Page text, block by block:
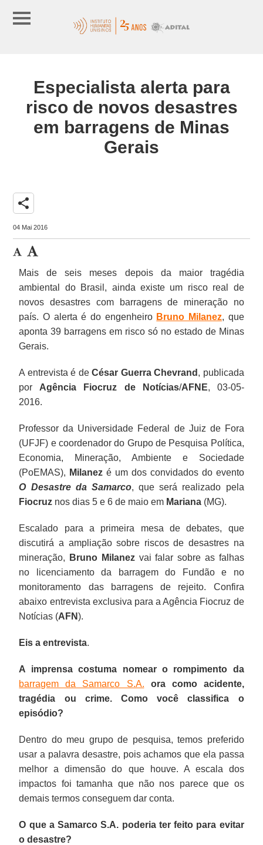
Especialista alerta para
risco de novos desastres
em barragens de Minas
Gerais
share
04 Mai 2016
Mais de seis meses depois da maior tragédia
ambiental do Brasil, ainda existe um risco real de
novos desastres com barragens de mineração no
país. O alerta é do engenheiro Bruno Milanez, que
aponta 39 barragens em risco só no estado de Minas
Gerais.
A entrevista é deCésar Guerra Chevrand , publicada
por Agência Fiocruz de Notícias/AFNE, 03-05-
2016.
Professor da Universidade Federal de Juiz de Fora
(UFJF) e coordenador do Grupo de Pesquisa Política,
Economia, Mineração, Ambiente e Sociedade
(PoEMAS), Milanez é um dos convidados do evento
O Desastre da Samarco, que será realizado pela
Fiocruz nos dias 5 e 6 de maio em Mariana (MG).
Escalado para a primeira mesa de debates, que
discutirá a ampliação sobre riscos de desastres na
mineração, Bruno Milanezvai falar sobre as falhas
no licenciamento da barragem do Fundão e no
monitoramento das barragens de rejeito. Confira
abaixo entrevista exclusiva para a Agência Fiocruz de
Notícias (AFN).
Eis a entrevista.
A imprensa costuma nomear o rompimento da
barragem da Samarco S.A. ora como acidente,
tragédia ou crime. Como você classifica o
episódio?
Dentro do meu grupo de pesquisa, temos preferido
usar a palavra desastre, pois achamos que ela passa
melhor a dimensão do que houve. A escala dos
impactos foi tamanha que não nos parece que os
demais termos conseguem dar conta.
O que a Samarco S.A. poderia ter feito para evitar
o desastre?